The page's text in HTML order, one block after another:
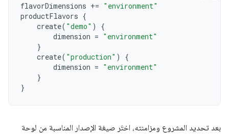
flavorDimensions += "environment"
productFlavors {
create( "demo" )
{
dimension = "environment"
}
create( "production" )
{
dimension = "environment"
}
}
بعد تحديد المشروع ومزامنته، اختَر صيغة الإصدار المناسبة من لوحة